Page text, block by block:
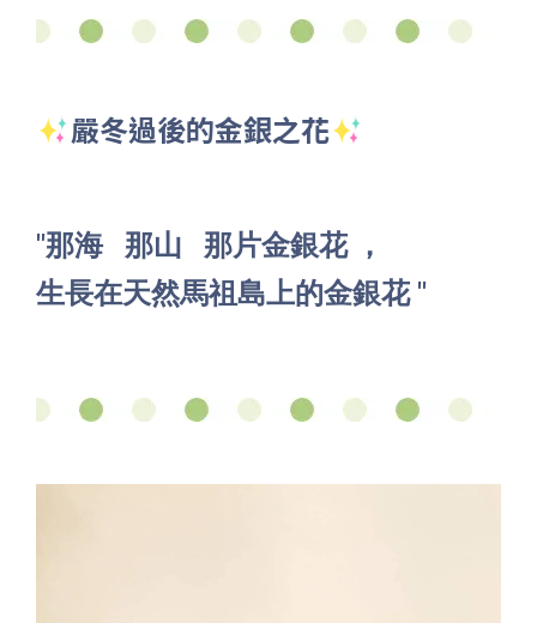
嚴冬過後的金銀之花
"那海 那山 那片金銀花 ，
生長在天然馬祖島上的金銀花 "